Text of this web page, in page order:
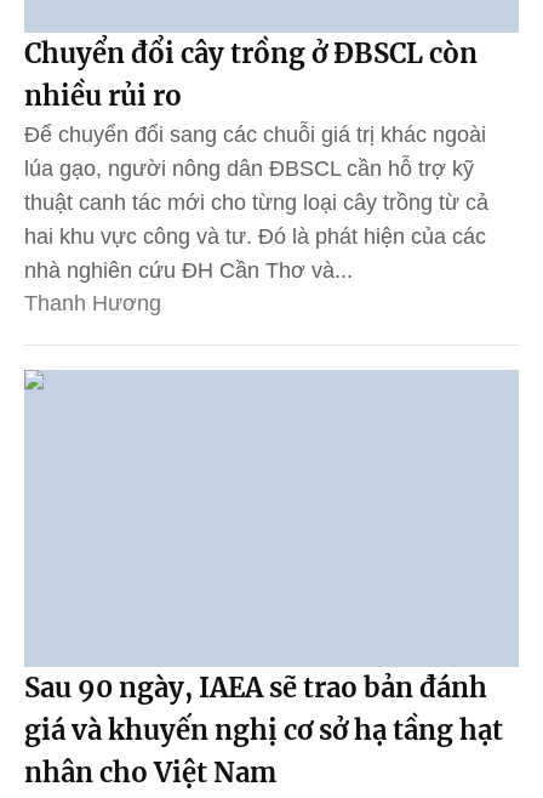
Chuyển đổi cây trồng ở ĐBSCL còn
nhiều rủi ro
Để chuyển đổi sang các chuỗi giá trị khác ngoài
lúa gạo, người nông dân ĐBSCL cần hỗ trợ kỹ
thuật canh tác mới cho từng loại cây trồng từ cả
hai khu vực công và tư. Đó là phát hiện của các
nhà nghiên cứu ĐH Cần Thơ và...
Thanh Hương
Sau 90 ngày, IAEA sẽ trao bản đánh
giá và khuyến nghị cơ sở hạ tầng hạt
nhân cho Việt Nam